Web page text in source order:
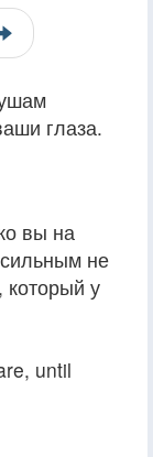
глаза.
вы на
не
у
until